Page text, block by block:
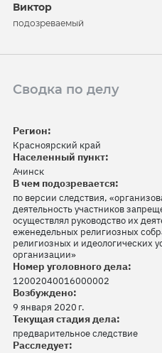
Виктор
подозреваемый
Сводка по делу
Регион:
Красноярский край
Населенный пункт:
Ачинск
В чем подозревается:
по версии следствия,
деятельность участников
осуществлял руководство их
еженедельных религиозных
религиозных и идеологических
организации»
Номер уголовного дела:
12002040016000002
Возбуждено:
9 января 2020 г.
Текущая стадия дела:
предварительное следствие
Расследует: